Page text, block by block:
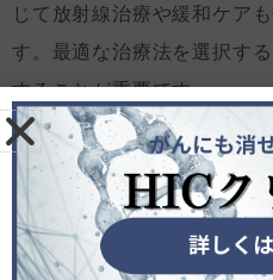
じて放射線治療や緩和ケア
す。最適な治療法を選択す
することが重要です。
HICクリニックでの
がんは遺伝子病です。当院
原因となる遺伝子を261種